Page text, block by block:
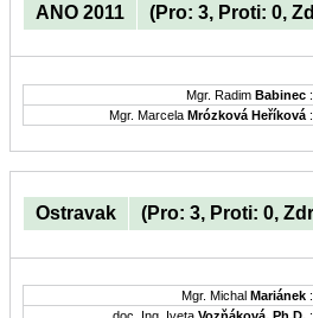
ANO 2011 (Pro: 3, Proti: 0,
Mgr. Radim Babinec :
Mgr. Marcela Mrózková Heříková :
Ostravak (Pro: 3, Proti: 0,
Mgr. Michal Mariánek :